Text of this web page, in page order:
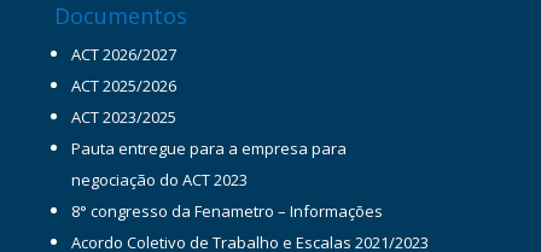
Documentos
ACT 2026/2027
ACT 2025/2026
ACT 2023/2025
Pauta entregue para a empresa para
negociação do ACT 2023
8° congresso da Fenametro – Informações
Acordo Coletivo de Trabalho e Escalas 2021/2023